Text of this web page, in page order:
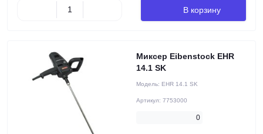
В корзину
Миксер Eibenstock EHR
14.1 SK
Модель: EHR 14.1 SK
Артикул: 7753000
0